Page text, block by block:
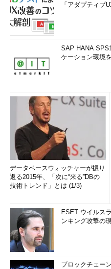
「アダプティブ
SAP HANA
ケーション環境
データベースウォッチャーが振り
返る2015年、「次に“来る”DBの
技術トレンド」とは (1/3)
ESET ウイルス
ンキング攻撃の
ブロックチェー